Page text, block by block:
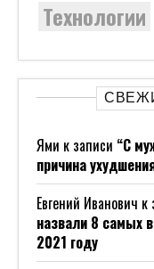
Технологии
Ями к записи “С
причина
Евгений Иванович к
назвали 8 самых
2021 году